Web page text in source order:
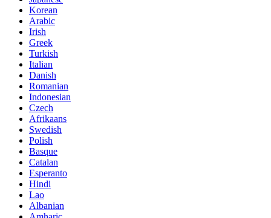
Korean
Arabic
Irish
Greek
Turkish
Italian
Danish
Romanian
Indonesian
Czech
Afrikaans
Swedish
Polish
Basque
Catalan
Esperanto
Hindi
Lao
Albanian